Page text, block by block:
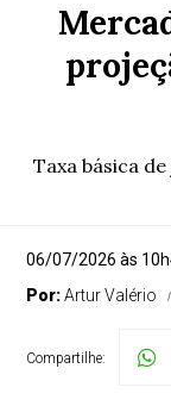
Taxa básica
06/07/2026 às
Por:Artur Valério
Compartilhe: